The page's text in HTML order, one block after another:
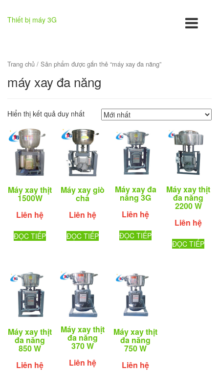
Thiết bị máy 3G
Trang chủ / Sản phẩm được gắn thẻ “máy xay đa năng”
máy xay đa năng
Hiển thị kết quả duy nhất
Máy xay thịt
1500W
Liên hệ
ĐỌC TIẾP
Máy xay giò
chả
Liên hệ
ĐỌC TIẾP
Máy xay đa
năng 3G
Liên hệ
ĐỌC TIẾP
Máy xay thịt
đa năng
2200 W
Liên hệ
ĐỌC TIẾP
Máy xay thịt
đa năng
850 W
Liên hệ
Máy xay thịt
đa năng
370 W
Liên hệ
Máy xay thịt
đa năng
750 W
Liên hệ